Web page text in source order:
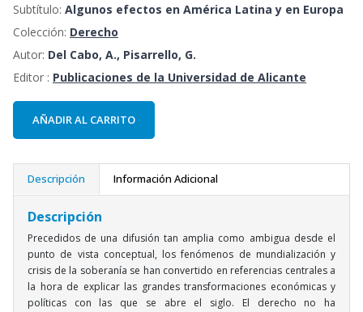
Subtítulo: Algunos efectos en América Latina y en Europa
Colección: Derecho
Autor: Del Cabo, A., Pisarrello, G.
Editor : Publicaciones de la Universidad de Alicante
AÑADIR AL CARRITO
Descripción Información Adicional
Descripción
Precedidos de una difusión tan amplia como ambigua desde el
punto de vista conceptual, los fenómenos de mundialización y
crisis de la soberanía se han convertido en referencias centrales a
la hora de explicar las grandes transformaciones económicas y
políticas con las que se abre el siglo. El derecho no ha